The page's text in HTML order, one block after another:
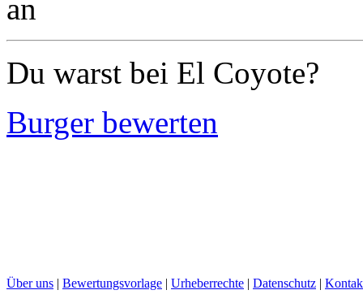
an
Du warst bei El Coyote?
Burger bewerten
Über uns | Bewertungsvorlage | Urheberrechte | Datenschutz |